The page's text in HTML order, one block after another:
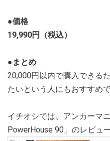
●価格
19,990円（税込）
●まとめ
20,000円以内で購入できる
たいという人にもおすすめで
イチオシでは、アンカーマ
PowerHouse 90」のレビュ